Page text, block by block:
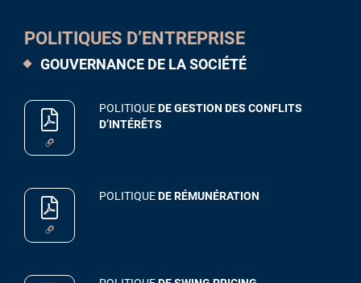
POLITIQUES D’ENTREPRISE
GOUVERNANCE DE LA SOCIÉTÉ
POLITIQUEDE GESTION DES CONFLITS
D’INTÉRÊTS
POLITIQUEDE RÉMUNÉRATION